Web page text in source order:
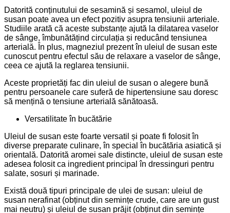
Datorită conținutului de sesamină și sesamol, uleiul de
susan poate avea un efect pozitiv asupra tensiunii arteriale.
Studiile arată că aceste substanțe ajută la dilatarea vaselor
de sânge, îmbunătățind circulația și reducând tensiunea
arterială. În plus, magneziul prezent în uleiul de susan este
cunoscut pentru efectul său de relaxare a vaselor de sânge,
ceea ce ajută la reglarea tensiunii.
Aceste proprietăți fac din uleiul de susan o alegere bună
pentru persoanele care suferă de hipertensiune sau doresc
să mențină o tensiune arterială sănătoasă.
Versatilitate în bucătărie
Uleiul de susan este foarte versatil și poate fi folosit în
diverse preparate culinare, în special în bucătăria asiatică și
orientală. Datorită aromei sale distincte, uleiul de susan este
adesea folosit ca ingredient principal în dressinguri pentru
salate, sosuri și marinade.
Există două tipuri principale de ulei de susan: uleiul de
susan nerafinat (obținut din semințe crude, care are un gust
mai neutru) și uleiul de susan prăjit (obținut din semințe